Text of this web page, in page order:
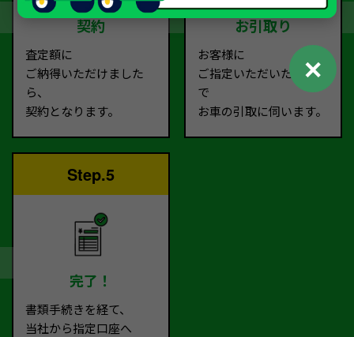
契約
査定額に
ご納得いただけました
ら、
契約となります。
お引取り
お客様に
ご指定いただいた場所ま
で
お車の引取に伺います。
Step.5
完了！
書類手続きを経て、
当社から指定口座へ
✕